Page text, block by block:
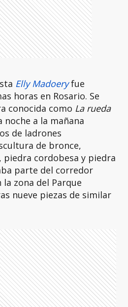
Elly Madoeryfue
horas en Rosario. Se
conocida como La rueda
noche a la mañana
de ladrones
de bronce,
piedra cordobesa y piedra
parte del corredor
zona del Parque
nueve piezas de similar